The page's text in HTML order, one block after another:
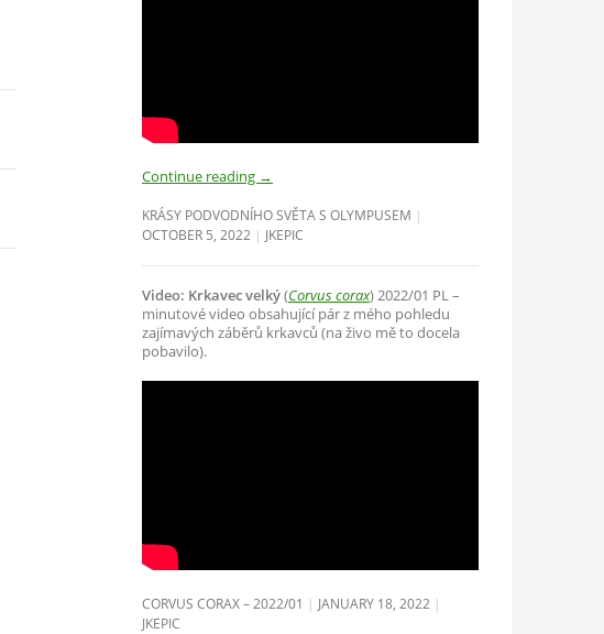
Continue reading →
KRÁSY PODVODNÍHO SVĚTA S OLYMPUSEM
OCTOBER 5, 2022
JKEPIC
Video: Krkavec velký(Corvus corax) 2022/01 PL –
minutové video obsahující pár z mého pohledu
zajímavých záběrů krkavců (na živo mě to docela
pobavilo).
CORVUS CORAX – 2022/01 JANUARY 18, 2022
JKEPIC